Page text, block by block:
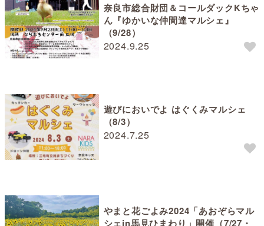
2024.9.25
奈良市総合財団＆コールダックKちゃ
ん『ゆかいな仲間達マルシェ』
（9/28）
2024.7.25
遊びにおいでよ はぐくみマルシェ
（8/3）
やまと花ごよみ2024「あおぞらマル
シェin馬見ひまわり」開催（7/27・